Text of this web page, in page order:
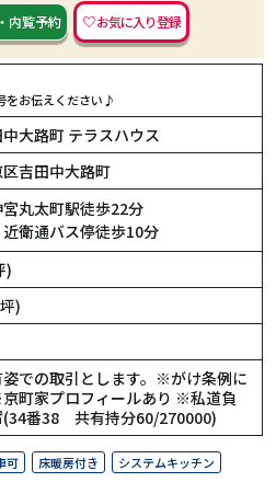
・ 内覧予約
をお伝えください♪
大路町 テラスハウス
吉田中大路町
宮丸太町駅徒歩22分
近衛通バス停徒歩10分
)
)
での取引とします。※がけ条例に
町家プロフィールあり ※私道負
(34番38 共有持分60/270000)
可 床暖房付き システムキッチン